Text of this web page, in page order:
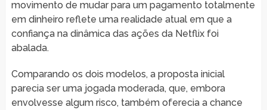
movimento de mudar para um pagamento totalmente
em dinheiro reflete uma realidade atual em que a
confiança na dinâmica das ações da Netflix foi
abalada.
Comparando os dois modelos, a proposta inicial
parecia ser uma jogada moderada, que, embora
envolvesse algum risco, também oferecia a chance